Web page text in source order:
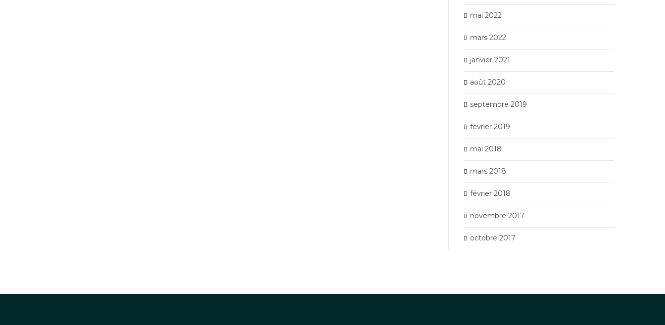
mai 2022
mars 2022
janvier 2021
août 2020
septembre 2019
février 2019
mai 2018
mars 2018
février 2018
novembre 2017
octobre 2017